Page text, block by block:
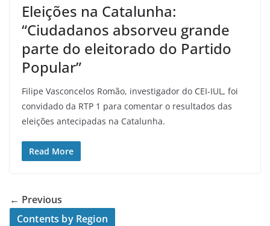
Eleições na Catalunha:
“Ciudadanos absorveu grande
parte do eleitorado do Partido
Popular”
Filipe Vasconcelos Romão, investigador do CEI-IUL, foi
convidado da RTP 1 para comentar o resultados das
eleições antecipadas na Catalunha.
Read More
← Previous
Contents by Region